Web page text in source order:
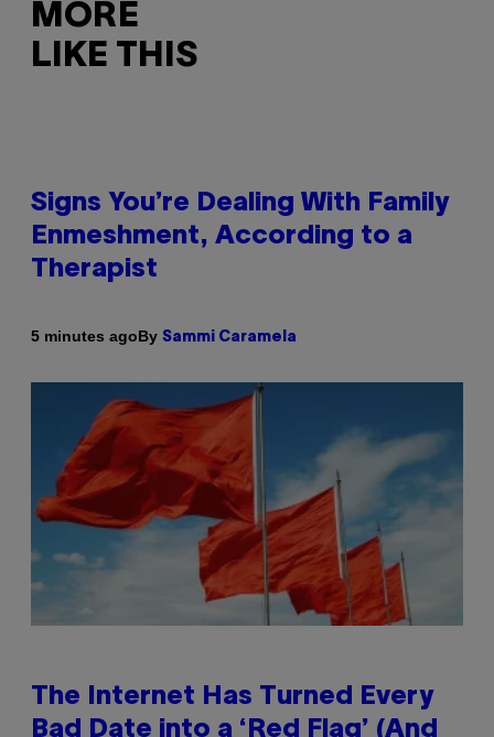
MORE
LIKE THIS
Signs You’re Dealing With Family
Enmeshment, According to a
Therapist
5 minutes agoBy Sammi Caramela
The Internet Has Turned Every
Bad Date into a ‘Red Flag’ (And